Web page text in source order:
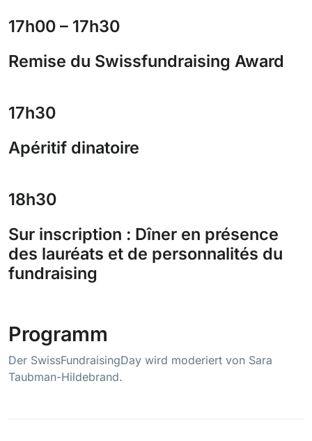
17h00 – 17h30
Remise du Swissfundraising Award
17h30
Apéritif dinatoire
18h30
Sur inscription : Dîner en présence
des lauréats et de personnalités du
fundraising
Programm
Der SwissFundraisingDay wird moderiert von Sara
Taubman-Hildebrand.